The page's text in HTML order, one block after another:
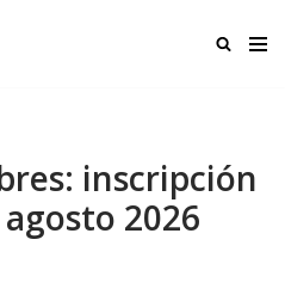
inscripción
2026